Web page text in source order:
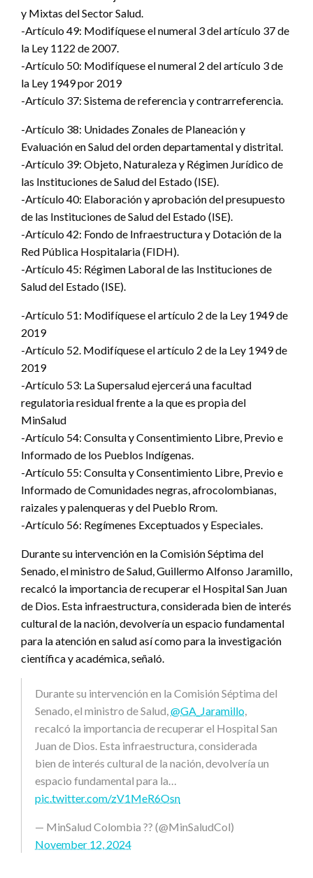
y Mixtas del Sector Salud.
-Artículo 49: Modifíquese el numeral 3 del artículo 37 de
la Ley 1122 de 2007.
-Artículo 50: Modifíquese el numeral 2 del artículo 3 de
la Ley 1949 por 2019
-Artículo 37: Sistema de referencia y contrarreferencia.
-Artículo 38: Unidades Zonales de Planeación y
Evaluación en Salud del orden departamental y distrital.
-Artículo 39: Objeto, Naturaleza y Régimen Jurídico de
las Instituciones de Salud del Estado (ISE).
-Artículo 40: Elaboración y aprobación del presupuesto
de las Instituciones de Salud del Estado (ISE).
-Artículo 42: Fondo de Infraestructura y Dotación de la
Red Pública Hospitalaria (FIDH).
-Artículo 45: Régimen Laboral de las Instituciones de
Salud del Estado (ISE).
-Artículo 51: Modifíquese el artículo 2 de la Ley 1949 de
2019
-Artículo 52. Modifíquese el artículo 2 de la Ley 1949 de
2019
-Artículo 53: La Supersalud ejercerá una facultad
regulatoria residual frente a la que es propia del
MinSalud
-Artículo 54: Consulta y Consentimiento Libre, Previo e
Informado de los Pueblos Indígenas.
-Artículo 55: Consulta y Consentimiento Libre, Previo e
Informado de Comunidades negras, afrocolombianas,
raizales y palenqueras y del Pueblo Rrom.
-Artículo 56: Regímenes Exceptuados y Especiales.
Durante su intervención en la Comisión Séptima del
Senado, el ministro de Salud, Guillermo Alfonso Jaramillo,
recalcó la importancia de recuperar el Hospital San Juan
de Dios. Esta infraestructura, considerada bien de interés
cultural de la nación, devolvería un espacio fundamental
para la atención en salud así como para la investigación
científica y académica, señaló.
Durante su intervención en la Comisión Séptima del
Senado, el ministro de Salud,@GA_Jaramillo,
recalcó la importancia de recuperar el Hospital San
Juan de Dios. Esta infraestructura, considerada
bien de interés cultural de la nación, devolvería un
espacio fundamental para la…
pic.twitter.com/zV1MeR6Osn
— MinSalud Colombia ?? (@MinSaludCol)
November 12, 2024